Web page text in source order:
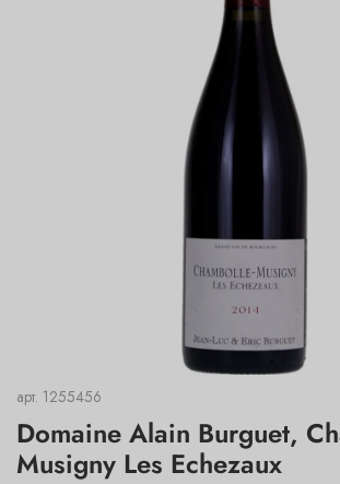
арт. 1255456
Domaine Alain Burguet,
Musigny Les Echezaux